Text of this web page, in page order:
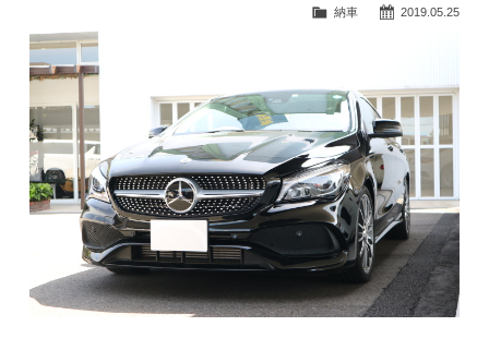
2019.05.25
納車